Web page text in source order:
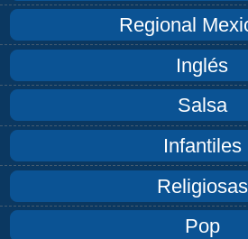
Regional
Inglés
Salsa
Infantiles
Religiosas
Pop